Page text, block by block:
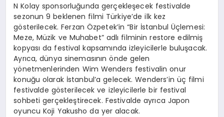
N Kolay sponsorluğunda gerçekleşecek festivalde
sezonun 9 beklenen filmi Türkiye’de ilk kez
gösterilecek. Ferzan Özpetek’in “Bir İstanbul Üçlemesi:
Meze, Müzik ve Muhabet” adlı filminin restore edilmiş
kopyası da festival kapsamında izleyicilerle buluşacak.
Ayrıca, dünya sinemasının önde gelen
yönetmenlerinden Wim Wenders festivalin onur
konuğu olarak İstanbul’a gelecek. Wenders’in üç filmi
festivalde gösterilecek ve izleyicilerle bir festival
sohbeti gerçekleştirecek. Festivalde ayrıca Japon
oyuncu Koji Yakusho da yer alacak.